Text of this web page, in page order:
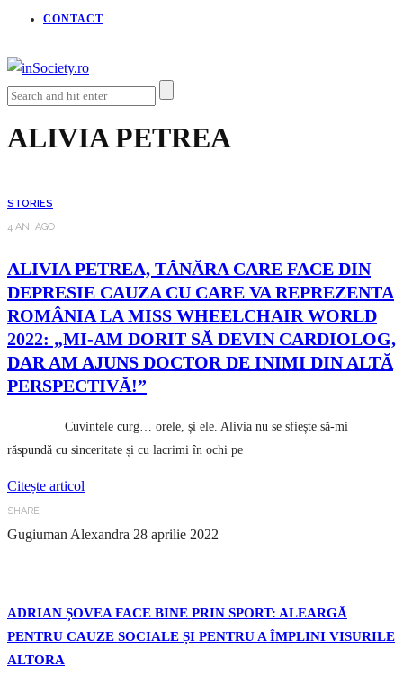
CONTACT
ALIVIA PETREA
STORIES
4 ANI AGO
ALIVIA PETREA, TÂNĂRA CARE FACE DIN
DEPRESIE CAUZA CU CARE VA REPREZENTA
ROMÂNIA LA MISS WHEELCHAIR WORLD
2022: „MI-AM DORIT SĂ DEVIN CARDIOLOG,
DAR AM AJUNS DOCTOR DE INIMI DIN ALTĂ
PERSPECTIVĂ!”
Cuvintele curg… orele, și ele. Alivia nu se sfiește să-mi
răspundă cu sinceritate și cu lacrimi în ochi pe
Citește articol
SHARE
Gugiuman Alexandra 28 aprilie 2022
ADRIAN ȘOVEA FACE BINE PRIN SPORT: ALEARGĂ
PENTRU CAUZE SOCIALE ȘI PENTRU A ÎMPLINI VISURILE
ALTORA